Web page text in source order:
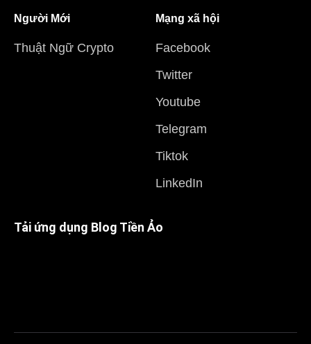
Người Mới
Thuật Ngữ Crypto
Mạng xã hội
Facebook
Twitter
Youtube
Telegram
Tiktok
LinkedIn
Tải ứng dụng Blog Tiền Ảo